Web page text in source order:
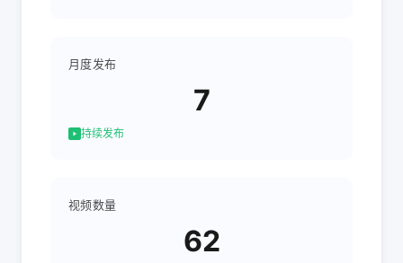
月度发布
7
持续发布
视频数量
62